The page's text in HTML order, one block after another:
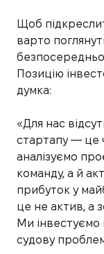
Щоб
варто
безпосередньо
Позицію
думка:
«Для нас
стартапу — це
аналізуємо
команду, а й
прибуток у
це не актив, а
Ми інвестуємо
судову